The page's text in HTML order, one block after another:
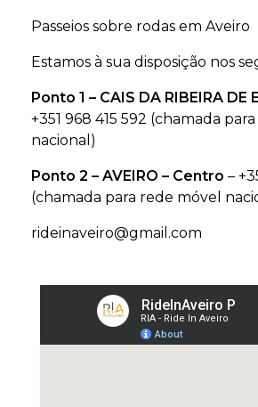
Passeios sobre rodas em Aveiro
Estamos à sua disposição nos
Ponto 1 – CAIS DA RIBEIRA DE
+351 968 415 592 (chamada
nacional)
Ponto 2 – AVEIRO – Centro –
(chamada para rede móvel
rideinaveiro@gmail.com